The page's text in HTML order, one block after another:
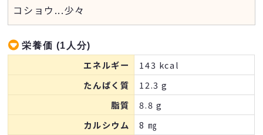
コショウ ...少々
栄養価 (1人分)
エネルギー
143 kcal
たんぱく質
12.3 g
脂質
8.8 g
カルシウム
8 ㎎